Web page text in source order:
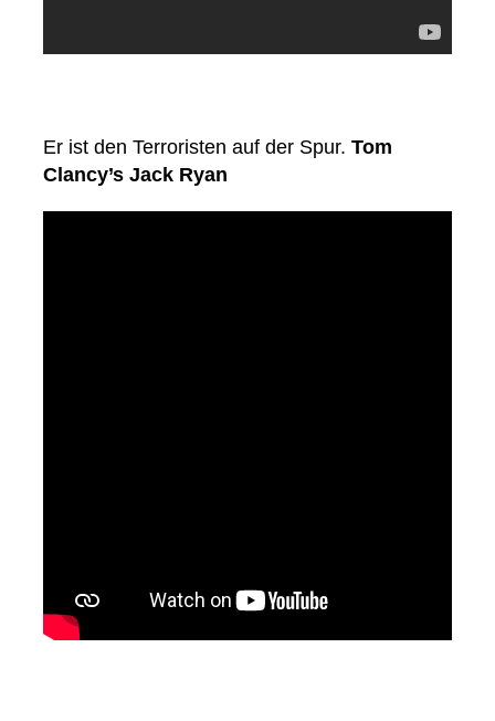
Er ist den Terroristen auf der Spur. Tom
Clancy’s Jack Ryan